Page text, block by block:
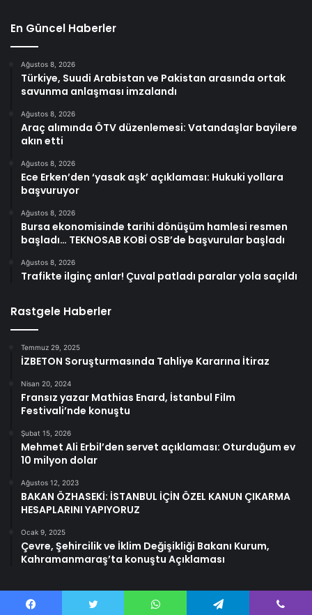
En Güncel Haberler
Ağustos 8, 2026
Türkiye, Suudi Arabistan ve Pakistan arasında ortak
savunma anlaşması imzalandı
Ağustos 8, 2026
Araç alımında ÖTV düzenlemesi: Vatandaşlar bayilere
akın etti
Ağustos 8, 2026
Ece Erken’den ‘yasak aşk’ açıklaması: Hukuki yollara
başvuruyor
Ağustos 8, 2026
Bursa ekonomisinde tarihi dönüşüm hamlesi resmen
başladı… TEKNOSAB KOBİ OSB’de başvurular başladı
Ağustos 8, 2026
Trafikte ilginç anlar! Çuval patladı paralar yola saçıldı
Rastgele Haberler
Temmuz 29, 2025
İZBETON Soruşturmasında Tahliye Kararına İtiraz
Nisan 20, 2024
Fransız yazar Mathias Enard, İstanbul Film
Festivali’nde konuştu
Şubat 15, 2026
Mehmet Ali Erbil’den servet açıklaması: Oturduğum ev
10 milyon dolar
Ağustos 12, 2023
BAKAN ÖZHASEKİ: İSTANBUL İÇİN ÖZEL KANUN ÇIKARMA
HESAPLARINI YAPIYORUZ
Ocak 9, 2025
Çevre, Şehircilik ve İklim Değişikliği Bakanı Kurum,
Kahramanmaraş’ta konuştu Açıklaması